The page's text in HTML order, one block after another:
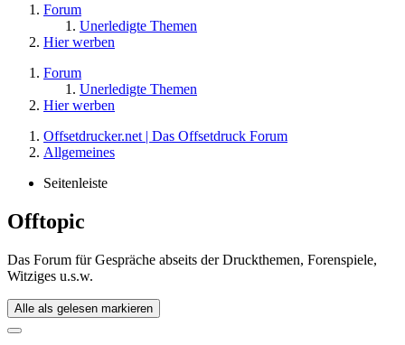
Forum
Unerledigte Themen
Hier werben
Forum
Unerledigte Themen
Hier werben
Offsetdrucker.net | Das Offsetdruck Forum
Allgemeines
Seitenleiste
Offtopic
Das Forum für Gespräche abseits der Druckthemen, Forenspiele,
Witziges u.s.w.
Alle als gelesen markieren